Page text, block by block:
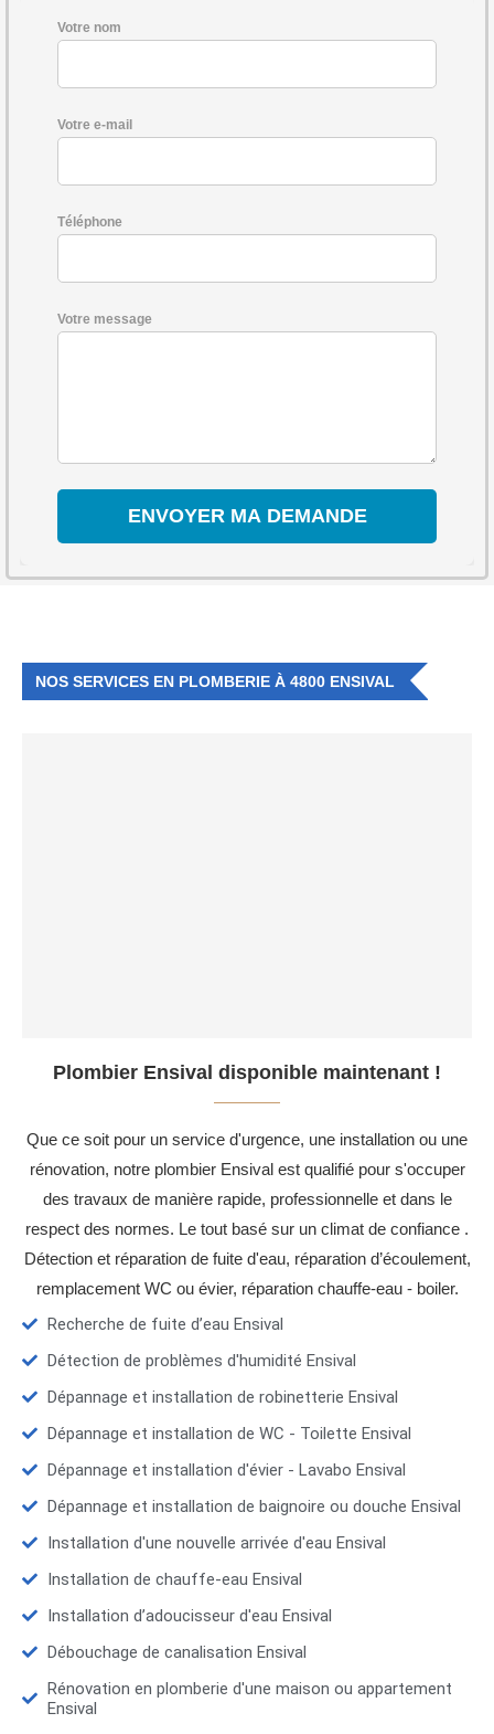
Votre nom
Votre e-mail
Téléphone
Votre message
NOS SERVICES EN PLOMBERIE À 4800 ENSIVAL
Plombier Ensival disponible maintenant !
Que ce soit pour un service d'urgence, une installation ou une
rénovation, notre plombier Ensival est qualifié pour s'occuper
des travaux de manière rapide, professionnelle et dans le
respect des normes. Le tout basé sur un climat de confiance .
Détection et réparation de fuite d'eau, réparation d’écoulement,
remplacement WC ou évier, réparation chauffe-eau - boiler.
Recherche de fuite d’eau Ensival
Détection de problèmes d'humidité Ensival
Dépannage et installation de robinetterie Ensival
Dépannage et installation de WC - Toilette Ensival
Dépannage et installation d'évier - Lavabo Ensival
Dépannage et installation de baignoire ou douche Ensival
Installation d'une nouvelle arrivée d'eau Ensival
Installation de chauffe-eau Ensival
Installation d’adoucisseur d'eau Ensival
Débouchage de canalisation Ensival
Rénovation en plomberie d'une maison ou appartement
Ensival